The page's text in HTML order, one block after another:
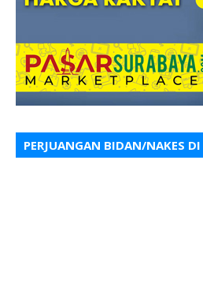
PERJUANGAN BIDAN/NAKES